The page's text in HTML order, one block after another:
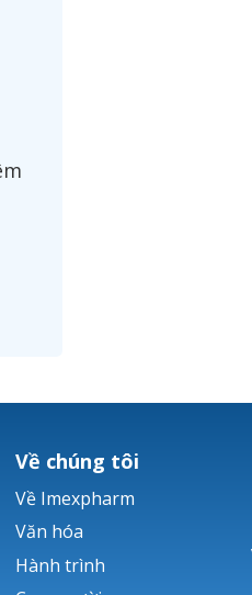
Về chúng tôi
Về Imexpharm
Văn hóa
Hành trình